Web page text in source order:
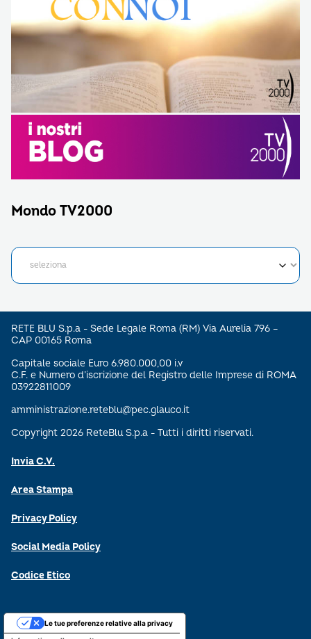
Mondo TV2000
RETE BLU S.p.a - Sede Legale Roma (RM) Via Aurelia 796 –
CAP 00165 Roma
Capitale sociale Euro 6.980.000,00 i.v
C.F. e Numero d’iscrizione del Registro delle Imprese di ROMA
03922811009
amministrazione.reteblu@pec.glauco.it
Copyright 2026 ReteBlu S.p.a - Tutti i diritti riservati.
Invia C.V.
Area Stampa
Privacy Policy
Social Media Policy
Codice Etico
Le tue preferenze relative alla privacy